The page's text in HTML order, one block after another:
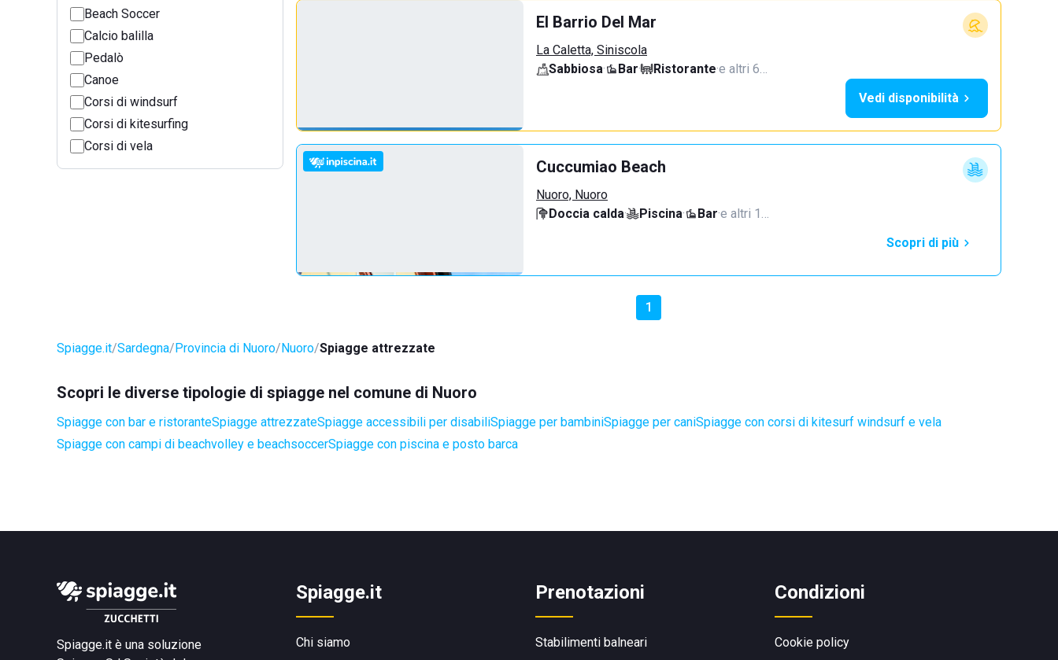
Beach Soccer
Calcio balilla
Pedalò
Canoe
Corsi di windsurf
Corsi di kitesurfing
Corsi di vela
El Barrio Del Mar
La Caletta, Siniscola
Sabbiosa· Bar· Ristorante·e altri 6…
Vedi disponibilità
Cuccumiao Beach
Nuoro, Nuoro
Doccia calda· Piscina· Bar·e altri 1…
Scopri di più
1
Spiagge.it Sardegna Provincia di Nuoro Nuoro Spiagge attrezzate
Scopri le diverse tipologie di spiagge nel comune di Nuoro
Spiagge con bar e ristoranteSpiagge attrezzateSpiagge accessibili per disabiliSpiagge per bambiniSpiagge per caniSpiagge con corsi di kitesurf windsurf e vela
Spiagge con campi di beachvolley e beachsoccerSpiagge con piscina e posto barca
Spiagge.it è una soluzione
Spiagge.it
Chi siamo
Prenotazioni
Stabilimenti balneari
Condizioni
Cookie policy